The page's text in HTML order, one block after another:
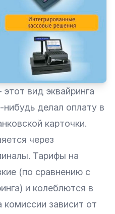
вид эквайринга
делал оплату в
карточки.
через
Тарифы на
(по сравнению с
и колеблются в
комиссии зависит от